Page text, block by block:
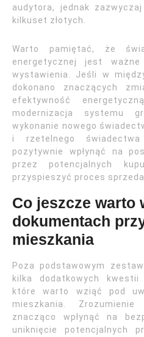
audytora, jednak
kilkuset złotych.
Warto pamiętać, że
energetycznej jest
wystawienia. Jeśli w
dokonano znaczących
efektywność
modernizacja systemu
wykonanie nowego
i rzetelnego świadectwa
pozytywnie wpłynąć na
przez potencjalnych
przyspieszyć proces
Co jeszcze warto
dokumentach
mieszkania
Poza podstawowym
kilka dodatkowych
które warto wziąć pod
mieszkania.
znacząco wpłynąć na
uniknięcie potencjalnych